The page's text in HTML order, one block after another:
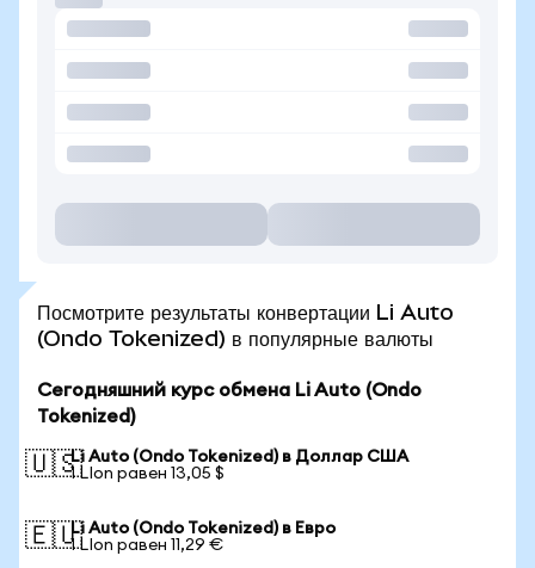
Посмотрите результаты конвертации Li Auto
(Ondo Tokenized) в популярные валюты
Сегодняшний курс обмена Li Auto (Ondo
Tokenized)
🇺🇸Li Auto (Ondo Tokenized) в Доллар США
1 LIon равен 13,05 $
🇪🇺Li Auto (Ondo Tokenized) в Евро
1 LIon равен 11,29 €